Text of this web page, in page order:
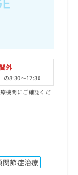
外
の8:30～12:30
機関にご確認くだ
関節症治療